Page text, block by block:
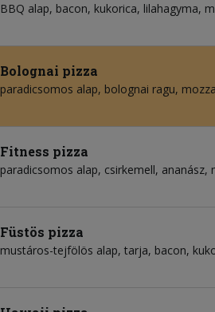
BBQ alap bacon kukorica lilahagyma
Bolognai pizza
paradicsomos alap bolognai ragu
Fitness pizza
paradicsomos alap csirkemell ananász
Füstös pizza
mustáros-tejfölös alap tarja bacon